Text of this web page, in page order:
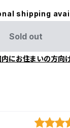
shipping
Sold out
内にお住まいの方向